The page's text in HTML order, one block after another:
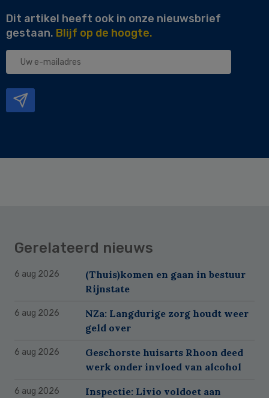
Dit artikel heeft ook in onze nieuwsbrief
gestaan. Blijf op de hoogte.
Uw
Gerelateerd nieuws
6 aug 2026
(Thuis)komen en gaan in bestuur
Rijnstate
6 aug 2026
NZa: Langdurige zorg houdt weer
geld over
6 aug 2026
Geschorste huisarts Rhoon deed
werk onder invloed van alcohol
6 aug 2026
Inspectie: Livio voldoet aan